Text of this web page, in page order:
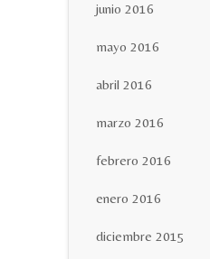
junio 2016
mayo 2016
abril 2016
marzo 2016
febrero 2016
enero 2016
diciembre 2015